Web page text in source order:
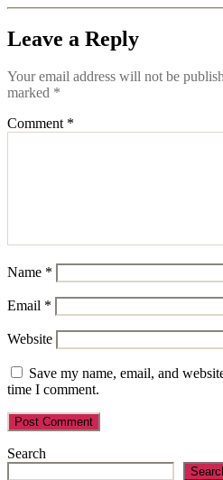
Leave a Reply
Your email address will not be
marked *
Comment *
Name *
Email *
Website
Save my name, email, and
time I comment.
Search